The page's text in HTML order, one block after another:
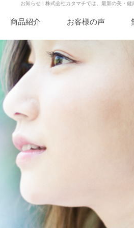
お知らせ | 株式会社カタマチでは、最新の美・健
商品紹介 お客様の声